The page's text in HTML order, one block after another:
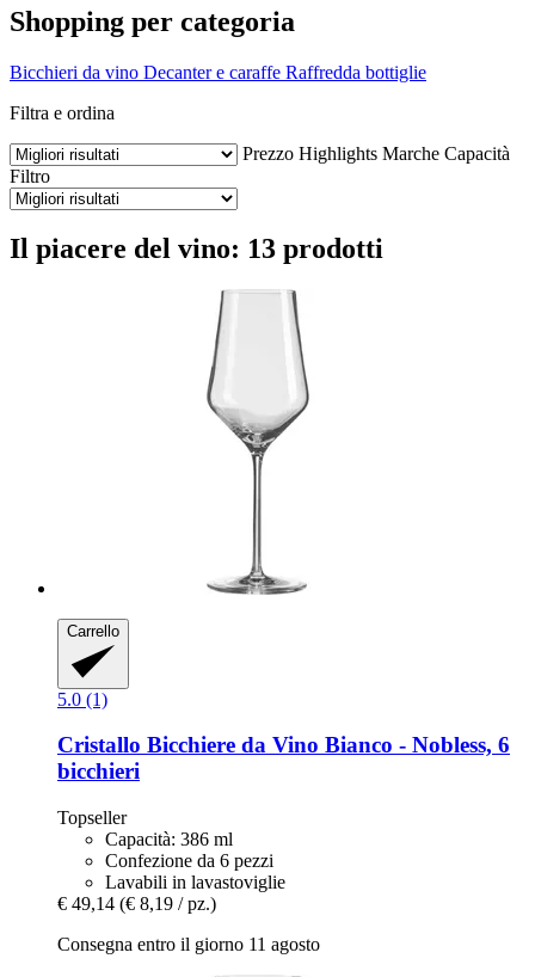
Shopping per categoria
Bicchieri da vino Decanter e caraffe Raffredda bottiglie
Filtra e ordina
Prezzo Highlights Marche Capacità
Filtro
Il piacere del vino: 13 prodotti
Carrello
5.0 (1)
Cristallo Bicchiere da Vino Bianco -​ Nobless, 6
bicchieri
Topseller
Capacità: 386 ml
Confezione da 6 pezzi
Lavabili in lavastoviglie
€ 49,14 (€ 8,19 / pz.)
Consegna entro il giorno 11 agosto